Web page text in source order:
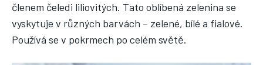
ONEMOCNĚNÍ
STRAVA
členem čeledi liliovitých. Tato oblíbená zelenina se
vyskytuje v různých barvách – zelené, bílé a fialové.
Používá se v pokrmech po celém světě.